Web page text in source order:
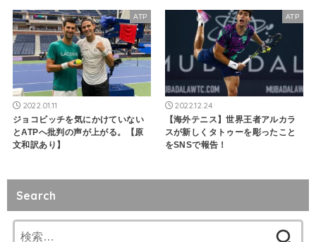
ATP
2022.01.11
ジョコビッチを気にかけていない
とATPへ批判の声が上がる。【原
文和訳あり】
ATP
2022.12.24
【海外テニス】世界王者アルカラ
スが新しくタトゥーを彫ったこと
をSNSで報告！
Search